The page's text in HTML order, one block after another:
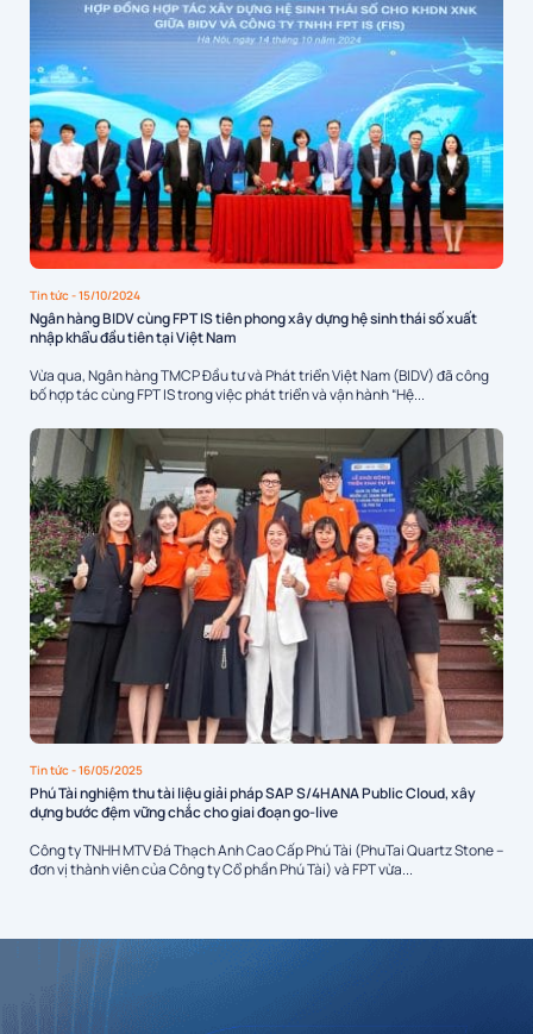
Tin tức- 15/10/2024
Ngân hàng BIDV cùng FPT IS tiên phong xây dựng hệ sinh thái số xuất
nhập khẩu đầu tiên tại Việt Nam
Vừa qua, Ngân hàng TMCP Đầu tư và Phát triển Việt Nam (BIDV) đã công
bố hợp tác cùng FPT IS trong việc phát triển và vận hành “Hệ...
Tin tức- 16/05/2025
Phú Tài nghiệm thu tài liệu giải pháp SAP S/4HANA Public Cloud, xây
dựng bước đệm vững chắc cho giai đoạn go-live
Công ty TNHH MTV Đá Thạch Anh Cao Cấp Phú Tài (PhuTai Quartz Stone –
đơn vị thành viên của Công ty Cổ phần Phú Tài) và FPT vừa...